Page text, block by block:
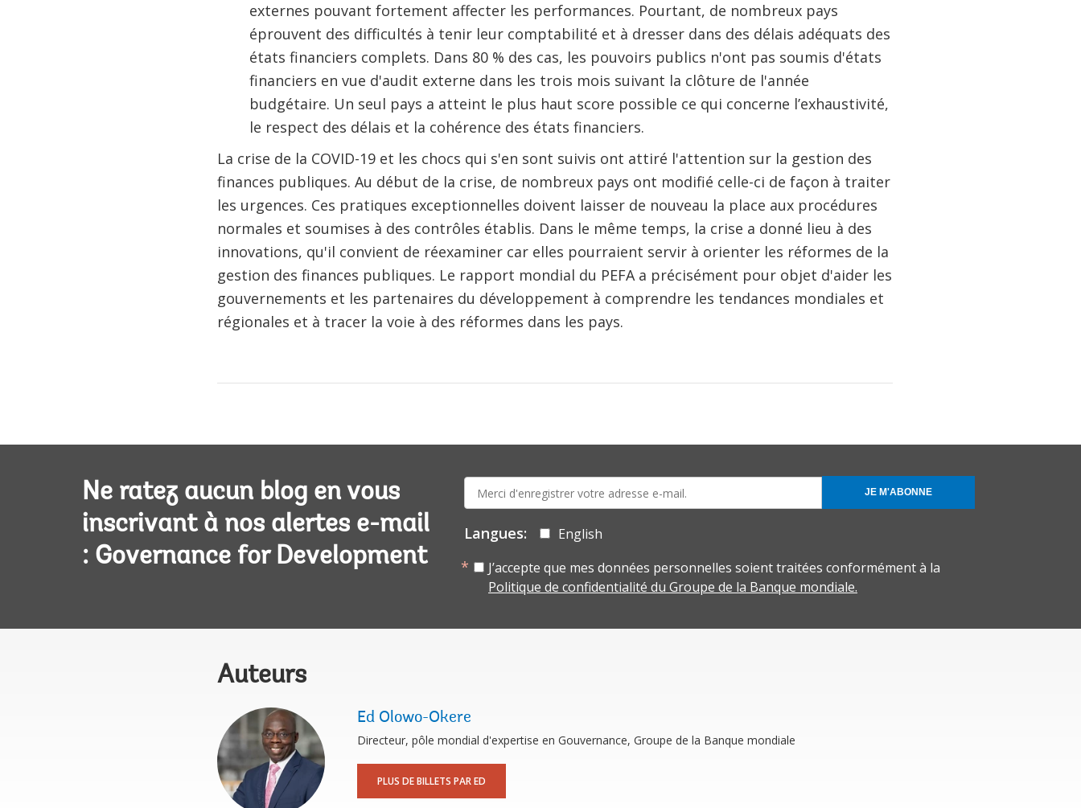
externes pouvant fortement affecter les performances. Pourtant, de nombreux pays
éprouvent des difficultés à tenir leur comptabilité et à dresser dans des délais adéquats des
états financiers complets. Dans 80 % des cas, les pouvoirs publics n'ont pas soumis d'états
financiers en vue d'audit externe dans les trois mois suivant la clôture de l'année
budgétaire. Un seul pays a atteint le plus haut score possible ce qui concerne l’exhaustivité,
le respect des délais et la cohérence des états financiers.
La crise de la COVID-19 et les chocs qui s'en sont suivis ont attiré l'attention sur la gestion des
finances publiques. Au début de la crise, de nombreux pays ont modifié celle-ci de façon à traiter
les urgences. Ces pratiques exceptionnelles doivent laisser de nouveau la place aux procédures
normales et soumises à des contrôles établis. Dans le même temps, la crise a donné lieu à des
innovations, qu'il convient de réexaminer car elles pourraient servir à orienter les réformes de la
gestion des finances publiques. Le rapport mondial du PEFA a précisément pour objet d'aider les
gouvernements et les partenaires du développement à comprendre les tendances mondiales et
régionales et à tracer la voie à des réformes dans les pays.
Ne ratez aucun blog en vous
inscrivant à nos alertes e-mail
: Governance for Development
mail:
Langues:
English
J’accepte que mes données personnelles soient traitées conformément à la
Politique de confidentialité du Groupe de la Banque mondiale.
JE M'ABONNE
Auteurs
Ed Olowo-Okere
Directeur, pôle mondial d'expertise en Gouvernance, Groupe de la Banque mondiale
PLUS DE BILLETS PAR ED